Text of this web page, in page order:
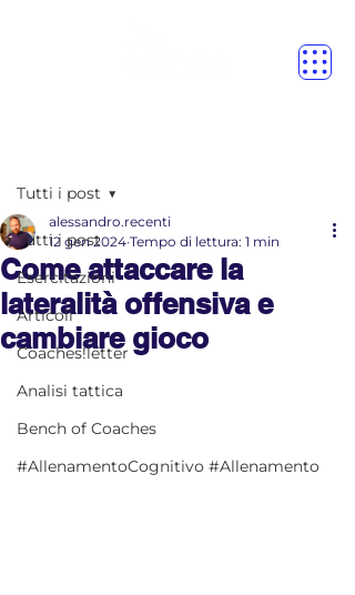
Tutti i post
Esercitazioni
Articoli
Coaches!letter
Analisi tattica
Bench of Coaches
#AllenamentoCognitivo #Allenamento
Tutti i post
Come attaccare la
lateralità offensiva e
cambiare gioco
alessandro.recenti
12 gen 2024 Tempo di lettura: 1 min